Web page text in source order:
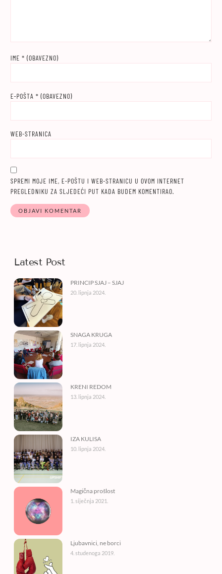
IME * (OBAVEZNO)
E-POŠTA * (OBAVEZNO)
WEB-STRANICA
SPREMI MOJE IME, E-POŠTU I WEB-STRANICU U OVOM INTERNET
PREGLEDNIKU ZA SLJEDEĆI PUT KADA BUDEM KOMENTIRAO.
Latest Post
PRINCIP SJAJ – SJAJ
20. lipnja 2024.
SNAGA KRUGA
17. lipnja 2024.
KRENI REDOM
13. lipnja 2024.
IZA KULISA
10. lipnja 2024.
Magična prošlost
1. siječnja 2021.
Ljubavnici, ne borci
4. studenoga 2019.